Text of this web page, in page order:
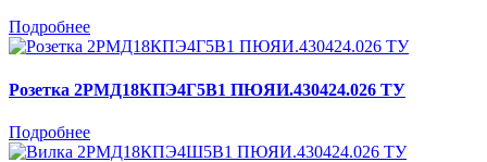
Подробнее
Розетка 2РМД18КПЭ4Г5В1 ПЮЯИ.430424.026 ТУ
Подробнее